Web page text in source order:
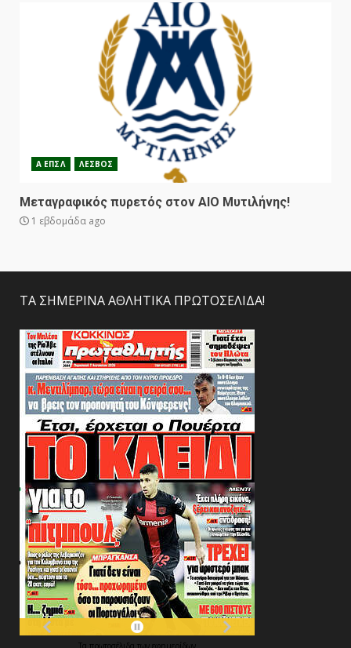
Α ΕΠΣΛ ΛΕΣΒΟΣ
Μεταγραφικός πυρετός στον ΑΙΟ Μυτιλήνης!
1 εβδομάδα ago
ΤΑ ΣΗΜΕΡΙΝΑ ΑΘΛΗΤΙΚΑ ΠΡΩΤΟΣΕΛΙΔΑ!
Τα πρωτοσέλιδα των εφημερίδων